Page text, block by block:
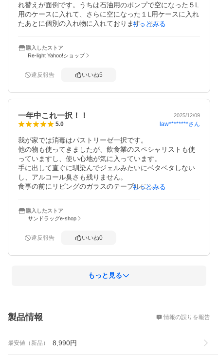
れ替えが面倒です。うちは石油用のポンプで空になった５L
用のケースに入れて、さらに空になった１L用ケースに入れ
たあとに個別の入れ物に入れております。その際に100均じ
はまちまちで、うちは粗大ごみ扱いでお金がかかりまし
た。ですが実家は不燃物扱いで０円のため、そちらで廃棄
ます。
もっとみる
購入したストア
Re-light Yahoo!ショップ
違反報告 いいね5
一年中これ一択！！ 2025/12/09
5.0 law********さん
我が家では消毒はパストリーゼ一択です。
他の物も使ってきましたが、飲食業のスペシャリストも使
っていますし、使い心地が気に入っています。
手に出して直ぐに馴染んでジェルみたいにベタベタしない
し、アルコール臭さも残りません。
食事の前にリビングのガラスのテーブルにシュッと出して
牡蠣にかけて消毒したりします。
大きくて邪魔かなって思いますが、いつも家にある安心感
きなサイズの容器に移し替えて家中でそれぞれ使っていま
もっとみる
購入したストア
サンドラッグe-shop
違反報告 いいね0
もっと見る
製品情報 情報の誤りを報告
最安値（新品） 8,990円